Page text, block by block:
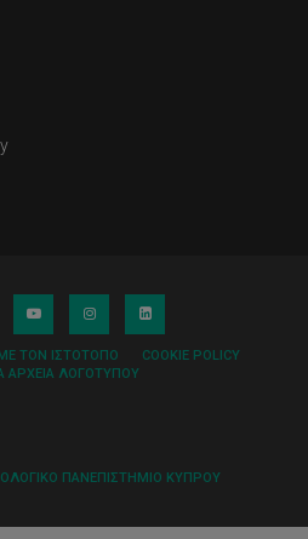
ΤΟΝ ΙΣΤΌΤΟΠΟ
COOKIE POLICY
ΑΡΧΕΊΑ ΛΟΓΌΤΥΠΟΥ
ΠΑΝΕΠΙΣΤΗΜΙΟ ΚΥΠΡΟΥ